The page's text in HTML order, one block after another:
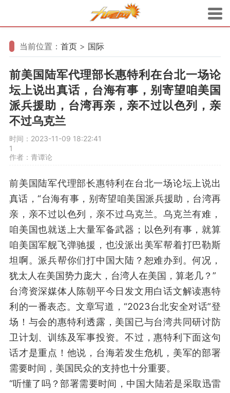
当前位置： 首页 > 国际
前美国陆军代理部长惠特利在台北一场论
坛上说出真话，台海有事，别寄望咱美国
派兵援助，台湾再亲，亲不过以色列，亲
不过乌克兰
时间：2023-11-09 18:22:41
1
作者：青谭论
前美国陆军代理部长惠特利在台北一场论坛上说出
真话，“台海有事，别寄望咱美国派兵援助，台湾再
亲，亲不过以色列，亲不过乌克兰。乌克兰有难，
咱美国也就送上大量军备武器；以色列有事，就算
咱美国军舰飞弹驰援，也没派出美军帮着打巴勒斯
坦啊。派兵帮你们打中国大陆？恕难办到。何况，
犹太人在美国势力庞大，台湾人在美国，算老几？”
台湾资深媒体人陈朝平今日发文用白话文解读惠特
利的一番表态。文章写道，“2023台北安全对话”登
场！与会的惠特利透露，美国已与台湾共同研讨防
卫计划、训练及军事投资。不过，惠特利下面这句
话才是重点！他说，台海若发生危机，美军的部署
需要时间，美国民众的支持也十分重要。
“听懂了吗？部署需要时间，中国大陆若是采取迅雷